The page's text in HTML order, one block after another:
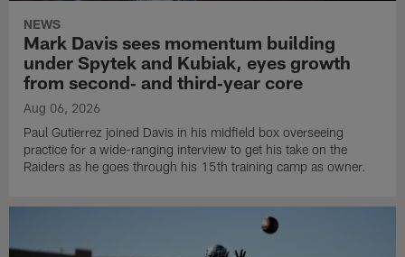
NEWS
Mark Davis sees momentum building
under Spytek and Kubiak, eyes growth
from second‑ and third‑year core
Aug 06, 2026
Paul Gutierrez joined Davis in his midfield box overseeing
practice for a wide-ranging interview to get his take on the
Raiders as he goes through his 15th training camp as owner.